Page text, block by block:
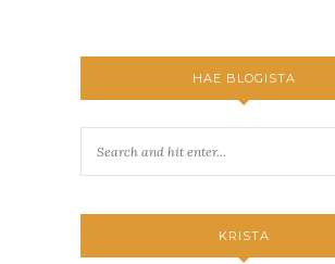
HAE BLOGISTA
KRISTA